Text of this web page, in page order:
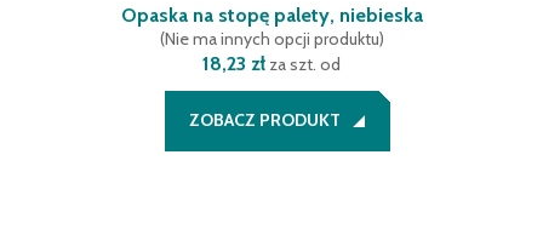
Opaska na stopę palety, niebieska
(Nie ma innych opcji produktu)
18,23 zł za szt. od
ZOBACZ PRODUKT